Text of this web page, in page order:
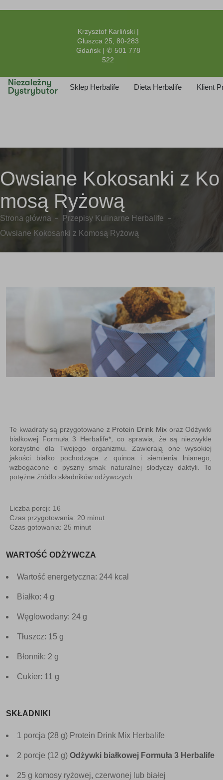
Krzysztof Karliński |
Głuszca 25, 80-283
Gdańsk | ✆ 501 778
522
Sklep Herbalife Dieta Herbalife Klient
Owsiane Kokosanki z Ko
mosą Ryżową
Strona główna
Przepisy Kulinarne Herbalife
Owsiane Kokosanki z Komosą Ryżową
Te kwadraty są przygotowane z Protein Drink Mixoraz Odżywki
białkowej Formuła 3 Herbalife*, co sprawia, że są niezwykle
korzystne dla Twojego organizmu. Zawierają one wysokiej
jakości białko pochodzące z quinoa i siemienia lnianego,
wzbogacone o pyszny smak naturalnej słodyczy daktyli. To
potężne źródło składników odżywczych.
Liczba porcji: 16
Czas przygotowania: 20 minut
Czas gotowania: 25 minut
WARTOŚĆ ODŻYWCZA
Wartość energetyczna: 244 kcal
Białko: 4 g
Węglowodany: 24 g
Tłuszcz: 15 g
Błonnik: 2 g
Cukier: 11 g
SKŁADNIKI
1 porcja (28 g) Protein Drink Mix Herbalife
2 porcje (12 g) Odżywki białkowej Formuła 3 Herbalife
25 g komosy ryżowej, czerwonej lub białej